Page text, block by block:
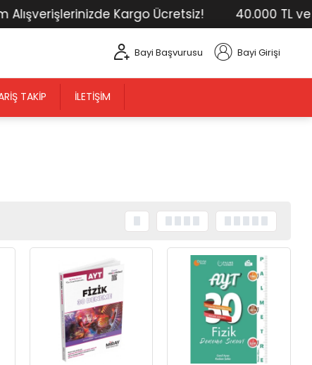
Kargo Ücretsiz! 40.000 TL ve
Bayi Başvurusu Bayi Girişi
TAKIP İLETIŞIM